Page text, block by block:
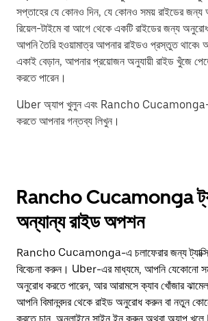
সপ্তাহের যে কোনও দিন, যে কোনও সময় রাইডের
রিয়েল-টাইমে বা আগে থেকে একটি রাইডের জন্য
আপনি তৈরি হওয়ামাত্র আপনার রাইডও প্রস্তুত থাকে৷
একাই বেড়ান, আপনার প্রয়োজন অনুযায়ী রাইড খুঁজে
করতে পারেন।
Uber অ্যাপ খুলুন এবং Rancho Cucamonga-
করতে আপনার গন্তব্য লিখুন।
Rancho Cucamonga
অন্যান্য রাইড অপশন
Rancho Cucamonga-এ চলাফেরার জন্য
বিবেচনা করুন। Uber-এর মাধ্যমে, আপনি যেকোনো
অনুরোধ করতে পারেন, আর আরামসে ক্যাব খোঁজার
আপনি বিমানবন্দর থেকে রাইড অনুরোধ করুন বা নতুন